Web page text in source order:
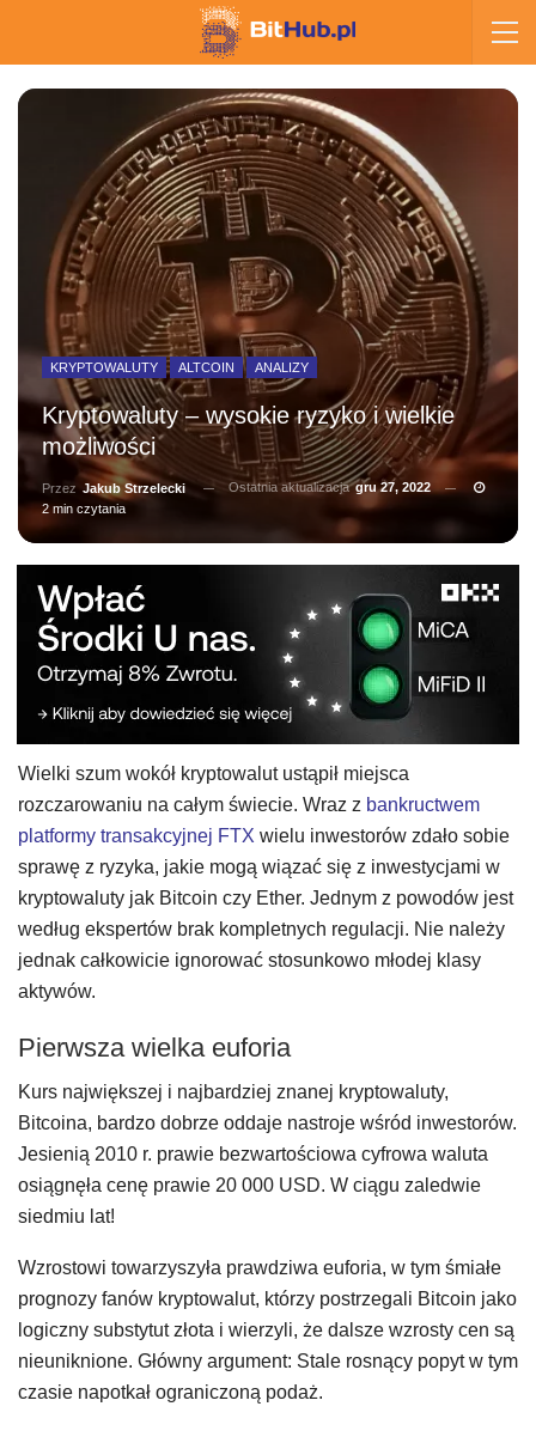
KRYPTOWALUTY ALTCOIN ANALIZY
Kryptowaluty – wysokie ryzyko i wielkie
możliwości
Przez Jakub Strzelecki Ostatnia aktualizacjagru 27, 2022
2 min czytania
Wielki szum wokół kryptowalut ustąpił miejsca
rozczarowaniu na całym świecie. Wraz z bankructwem
platformy transakcyjnej FTX wielu inwestorów zdało sobie
sprawę z ryzyka, jakie mogą wiązać się z inwestycjami w
kryptowaluty jak Bitcoin czy Ether. Jednym z powodów jest
według ekspertów brak kompletnych regulacji. Nie należy
jednak całkowicie ignorować stosunkowo młodej klasy
aktywów.
Pierwsza wielka euforia
Kurs największej i najbardziej znanej kryptowaluty,
Bitcoina, bardzo dobrze oddaje nastroje wśród inwestorów.
Jesienią 2010 r. prawie bezwartościowa cyfrowa waluta
osiągnęła cenę prawie 20 000 USD. W ciągu zaledwie
siedmiu lat!
Wzrostowi towarzyszyła prawdziwa euforia, w tym śmiałe
prognozy fanów kryptowalut, którzy postrzegali Bitcoin jako
logiczny substytut złota i wierzyli, że dalsze wzrosty cen są
nieuniknione. Główny argument: Stale rosnący popyt w tym
czasie napotkał ograniczoną podaż.